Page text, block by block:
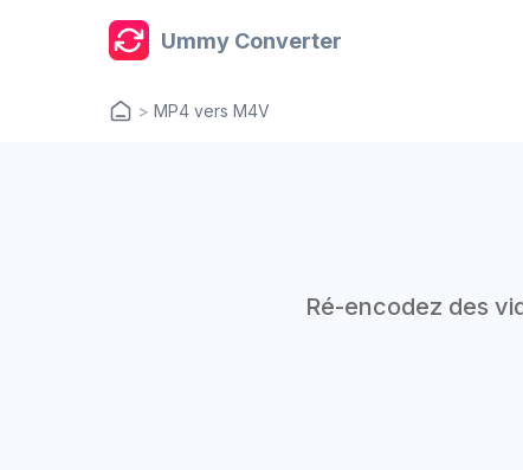
Ummy Converter
> MP4 vers M4V
Ré-encodez des